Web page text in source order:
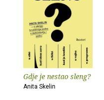
Gdje je nestao sleng?
Anita Skelin